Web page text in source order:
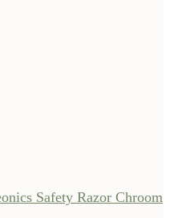
Safety Razor Chroom